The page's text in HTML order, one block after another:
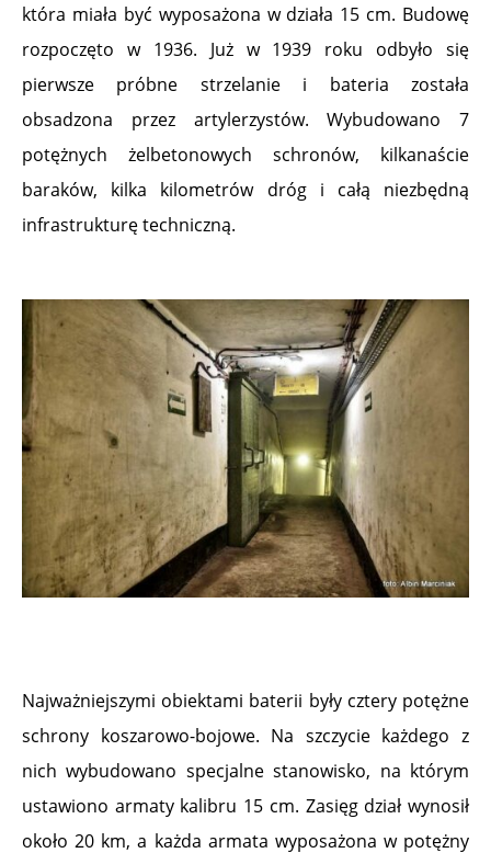
która miała być wyposażona w działa 15 cm. Budowę
rozpoczęto w 1936. Już w 1939 roku odbyło się
pierwsze próbne strzelanie i bateria została
obsadzona przez artylerzystów. Wybudowano 7
potężnych żelbetonowych schronów, kilkanaście
baraków, kilka kilometrów dróg i całą niezbędną
infrastrukturę techniczną.
Najważniejszymi obiektami baterii były cztery potężne
schrony koszarowo-bojowe. Na szczycie każdego z
nich wybudowano specjalne stanowisko, na którym
ustawiono armaty kalibru 15 cm. Zasięg dział wynosił
około 20 km, a każda armata wyposażona w potężny